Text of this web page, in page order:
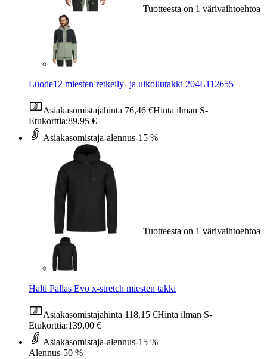
Tuotteesta on 1 värivaihtoehtoa
Luode12 miesten retkeily- ja ulkoilutakki 204L112655
Asiakasomistajahinta 76,46 €Hinta ilman S-
Etukorttia:89,95 €
Asiakasomistaja-alennus-15 %
Tuotteesta on 1 värivaihtoehtoa
Halti Pallas Evo x-stretch miesten takki
Asiakasomistajahinta 118,15 €Hinta ilman S-
Etukorttia:139,00 €
Asiakasomistaja-alennus-15 %
Alennus-50 %